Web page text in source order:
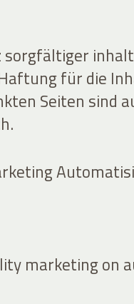
für die
Seiten sind
marketing on